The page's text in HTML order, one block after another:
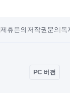
제휴문의 저작권문의 독
PC 버전